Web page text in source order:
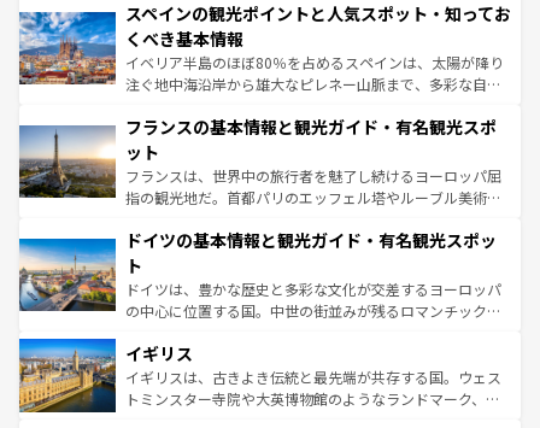
ろん、トスカーナの美しい田園風景やアマルフィ海岸の絶
景など、自然景観も見逃せない。観光の合間には、本場の
ピザやパスタなど、絶品のイタリア料理を堪能することも
できる。朝目覚めてから夜眠るまで、すべての瞬間を楽し
なお、新着のイタリア情報はコンテンツ一覧を参照してほ
しい。
スペインの観光ポイントと人気スポット・知ってお
くべき基本情報
イベリア半島のほぼ80％を占めるスペインは、太陽が降り
注ぐ地中海沿岸から雄大なピレネー山脈まで、多彩な自然
文化が根付くこの国では、情熱的なフラメンコ、熱気あふ
れる闘牛、そして美味しいタパスが生活の一部となってい
る。首都マドリードの洗練された雰囲気や、バルセロナの
アートに溢れた街角から、地方では古代ローマ遺跡や中世
せる。地方によって風土や気候が異なるスペインはその個
ンテンツ一覧 を参照してほしい。
フランスの基本情報と観光ガイド・有名観光スポ
ット
フランスは、世界中の旅行者を魅了し続けるヨーロッパ屈
指の観光地だ。首都パリのエッフェル塔やルーブル美術館
で、幅広い魅力が詰まっている。華麗な宮殿、歴史的な大
聖堂、美しいビーチ、そして豊かな自然が、訪れる者を心
から魅了する。また、フランスは美食の国としても知ら
れ、フランス料理はユネスコ無形文化遺産にも登録されて
香り高いラベンダー畑など、多彩な楽しみ方が可能だ。さ
らに、パリ以外の地域にも魅力が溢れており、どの街角に
も豊かな歴史と文化が息づいている。パリ以外の個性あふ
ドイツの基本情報と観光ガイド・有名観光スポッ
ト
ドイツは、豊かな歴史と多彩な文化が交差するヨーロッパ
の中心に位置する国。中世の街並みが残るロマンチック街
顔を持つこの国は、どこを歩いても飽きることがない。ベ
ルリンの文化的活気、バイエルン州のアルプスの絶景、そ
してライン川沿いのワイン畑といった風景は必見。ビール
イギリス
イギリスは、古きよき伝統と最先端が共存する国。ウェス
トミンスター寺院や大英博物館のようなランドマーク、歴